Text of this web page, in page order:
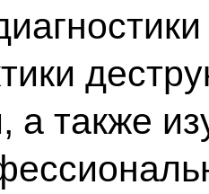
а также